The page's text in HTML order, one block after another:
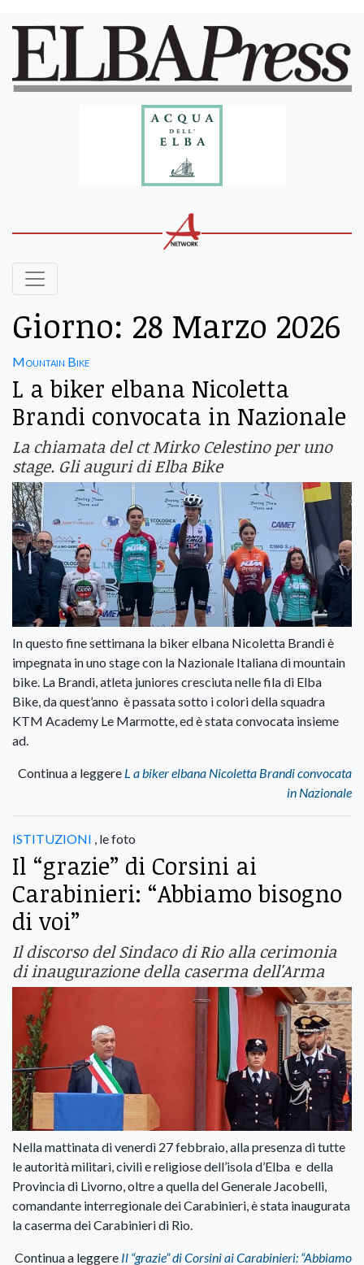
Giorno: 28 Marzo 2026
Mountain Bike
L a biker elbana Nicoletta
Brandi convocata in Nazionale
La chiamata del ct Mirko Celestino per uno
stage. Gli auguri di Elba Bike
In questo fine settimana la biker elbana Nicoletta Brandi è
impegnata in uno stage con la Nazionale Italiana di mountain
bike. La Brandi, atleta juniores cresciuta nelle fila di Elba
Bike, da quest’anno è passata sotto i colori della squadra
KTM Academy Le Marmotte, ed è stata convocata insieme
ad.
Continua a leggere L a biker elbana Nicoletta Brandi convocata
in Nazionale
ISTITUZIONI , le foto
Il “grazie” di Corsini ai
Carabinieri: “Abbiamo bisogno
di voi”
Il discorso del Sindaco di Rio alla cerimonia
di inaugurazione della caserma dell'Arma
Nella mattinata di venerdì 27 febbraio, alla presenza di tutte
le autorità militari, civili e religiose dell’isola d’Elba e della
Provincia di Livorno, oltre a quella del Generale Jacobelli,
comandante interregionale dei Carabinieri, è stata inaugurata
la caserma dei Carabinieri di Rio.
Continua a leggere Il “grazie” di Corsini ai Carabinieri: “Abbiamo